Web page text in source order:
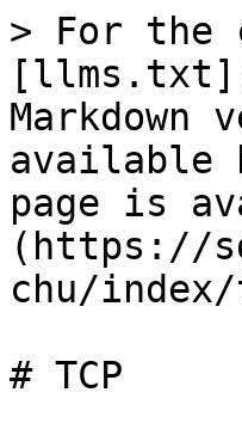
> For the
Markdown
available
page is
(https://
chu/
# TCP